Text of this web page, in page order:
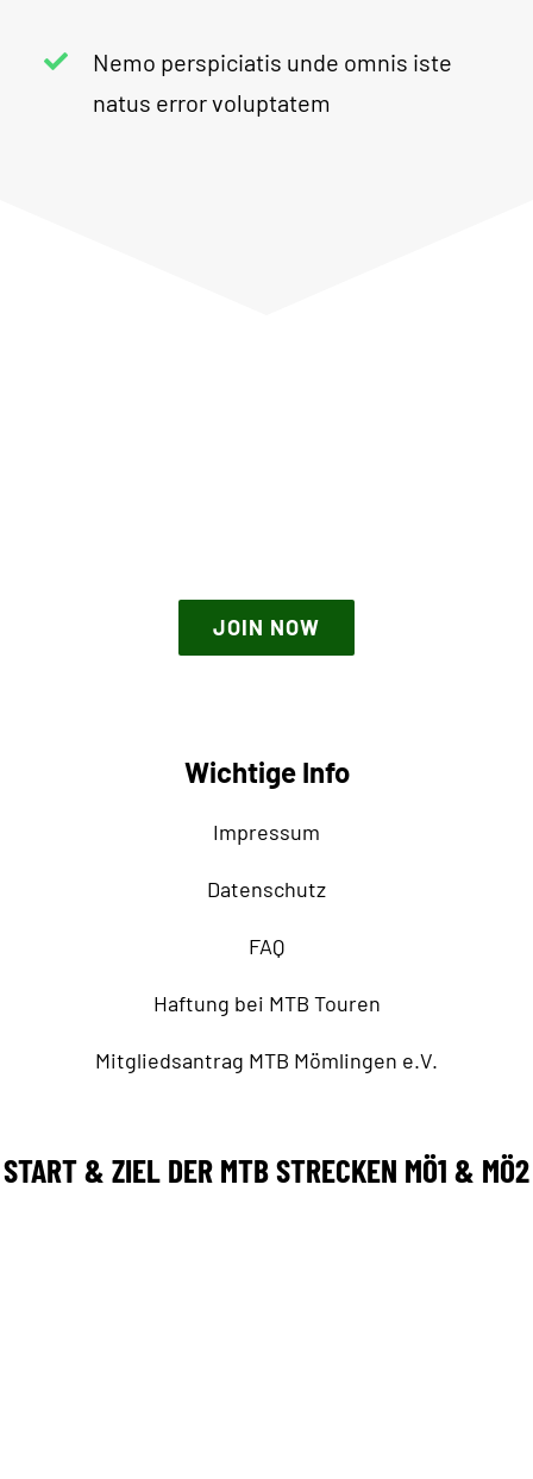
Nemo perspiciatis unde omnis iste
natus error voluptatem
JOIN NOW
Wichtige Info
Impressum
Datenschutz
FAQ
Haftung bei MTB Touren
Mitgliedsantrag MTB Mömlingen e.V.
START & ZIEL DER MTB STRECKEN MÖ1 & MÖ2